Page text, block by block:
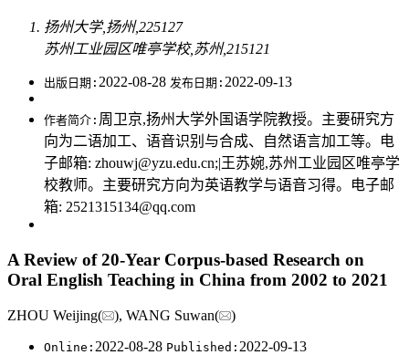
扬州大学,扬州,225127
苏州工业园区唯亭学校,苏州,215121
出版日期: 2022-08-28 发布日期: 2022-09-13
作者简介: 周卫京,扬州大学外国语学院教授。主要研究方
向为二语加工、语音识别与合成、自然语言加工等。电
子邮箱: zhouwj@yzu.edu.cn;|王苏婉,苏州工业园区唯亭学
校教师。主要研究方向为英语教学与语音习得。电子邮
箱: 2521315134@qq.com
A Review of 20-Year Corpus-based Research on
Oral English Teaching in China from 2002 to 2021
ZHOU Weijing( ), WANG Suwan( )
Online: 2022-08-28 Published: 2022-09-13